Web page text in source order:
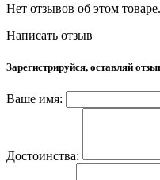
Нет отзывов об этом товаре.
Написать отзыв
Зарегистрируйся, оставляй
Ваше имя:
Достоинства: